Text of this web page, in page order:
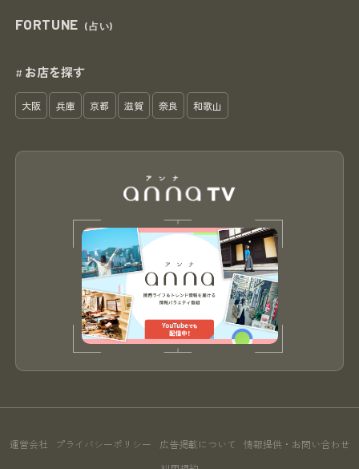
FORTUNE (占い)
# お店を探す
大阪 兵庫 京都 滋賀 奈良 和歌山
運営会社 プライバシーポリシー 広告掲載について 情報提供・お問い合わせ